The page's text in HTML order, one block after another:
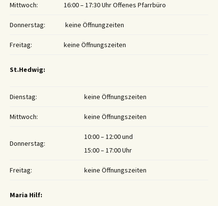
Mittwoch: 16:00 – 17:30 Uhr Offenes Pfarrbüro
Donnerstag: keine Öffnungzeiten
Freitag: keine Öffnungszeiten
St.Hedwig:
Dienstag: keine Öffnungszeiten
Mittwoch: keine Öffnungszeiten
Donnerstag:
10:00 – 12:00 und
15:00 – 17:00 Uhr
Freitag: keine Öffnungszeiten
Maria Hilf: